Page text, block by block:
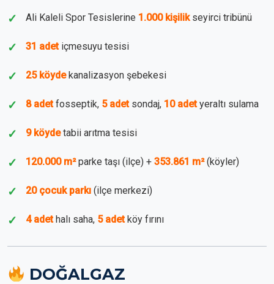
Ali Kaleli Spor Tesislerine 1.000 kişilikseyirci tribünü
31 adetiçmesuyu tesisi
25 köydekanalizasyon şebekesi
8 adetfosseptik, 5 adetsondaj, 10 adetyeraltı sulama
9 köydetabii arıtma tesisi
120.000 m²parke taşı (ilçe) + 353.861 m²(köyler)
20 çocuk parkı (ilçe merkezi)
4 adethalı saha, 5 adetköy fırını
DOĞALGAZ